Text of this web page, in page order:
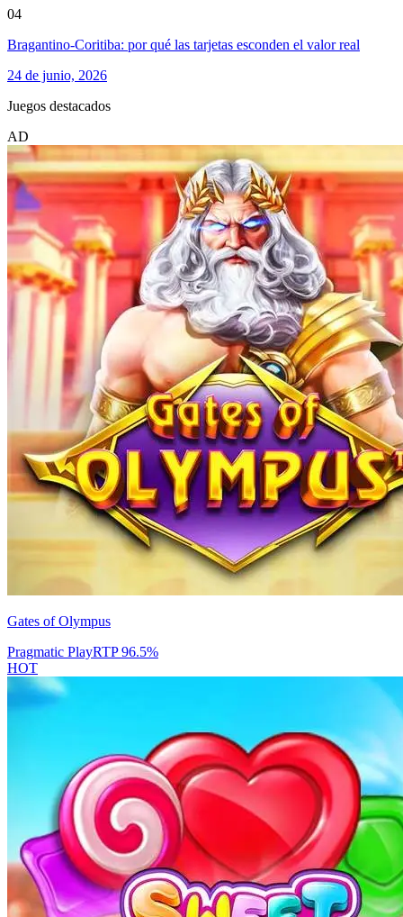
04
Bragantino-Coritiba: por qué las tarjetas esconden el valor real
24 de junio, 2026
Juegos destacados
AD
Gates of Olympus
Pragmatic PlayRTP96.5%
HOT